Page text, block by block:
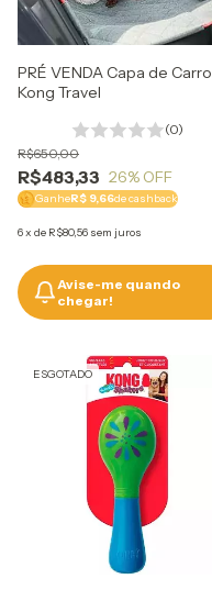
PRÉ VENDA Capa de Carro
Kong Travel
(0)
R$483,33
R$650,00
26% OFF
GanheR$ 9,66de cashback
6x de R$80,56 sem juros
Avise-me quando
chegar!
ESGOTADO